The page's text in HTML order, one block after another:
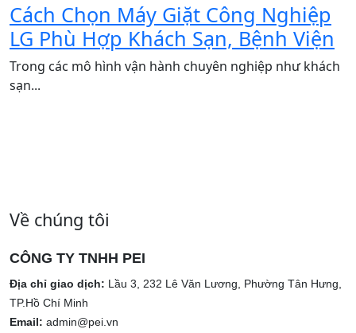
Cách Chọn Máy Giặt Công Nghiệp
LG Phù Hợp Khách Sạn, Bệnh Viện
Trong các mô hình vận hành chuyên nghiệp như khách
sạn...
Về chúng tôi
CÔNG TY TNHH PEI
Địa chỉ giao dịch: Lầu 3, 232 Lê Văn Lương, Phường Tân Hưng,
TP.Hồ Chí Minh
Email: admin@pei.vn